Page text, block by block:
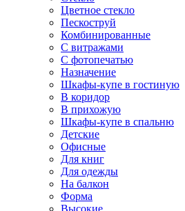
Цветное стекло
Пескоструй
Комбинированные
С витражами
С фотопечатью
Назначение
Шкафы-купе в гостиную
В коридор
В прихожую
Шкафы-купе в спальню
Детские
Офисные
Для книг
Для одежды
На балкон
Форма
Высокие